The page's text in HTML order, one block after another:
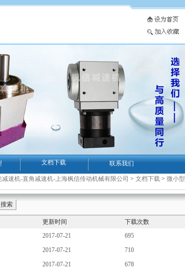
文档下载 联系我们
速机-直角减速机-上海枫信传动机械有限公司 > 文档下载 > 微小
更新时间
下载次数
2017-07-21
695
2017-07-21
710
2017-07-21
678